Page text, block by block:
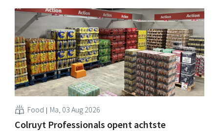
Al is die bestemming voor sommige panden een sluiting.
Food Ma, 03 Aug 2026
Colruyt Professionals opent achtste